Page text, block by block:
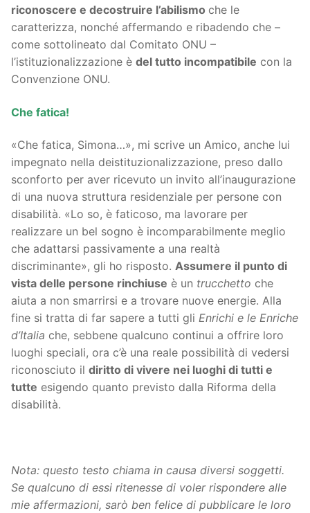
riconoscere e decostruire l’abilismo che le
caratterizza, nonché affermando e ribadendo che –
come sottolineato dal Comitato ONU –
l’istituzionalizzazione è del tutto incompatibile con la
Convenzione ONU.
Che fatica!
«Che fatica, Simona…», mi scrive un Amico, anche lui
impegnato nella deistituzionalizzazione, preso dallo
sconforto per aver ricevuto un invito all’inaugurazione
di una nuova struttura residenziale per persone con
disabilità. «Lo so, è faticoso, ma lavorare per
realizzare un bel sogno è incomparabilmente meglio
che adattarsi passivamente a una realtà
discriminante», gli ho risposto. Assumere il punto di
vista delle persone rinchiuse è un trucchetto che
aiuta a non smarrirsi e a trovare nuove energie. Alla
fine si tratta di far sapere a tutti gli Enrichi e le Enriche
d’Italia che, sebbene qualcuno continui a offrire loro
luoghi speciali, ora c’è una reale possibilità di vedersi
riconosciuto il diritto di vivere nei luoghi di tutti e
tutte esigendo quanto previsto dalla Riforma della
disabilità.
Nota: questo testo chiama in causa diversi soggetti.
Se qualcuno di essi ritenesse di voler rispondere alle
mie affermazioni, sarò ben felice di pubblicare le loro